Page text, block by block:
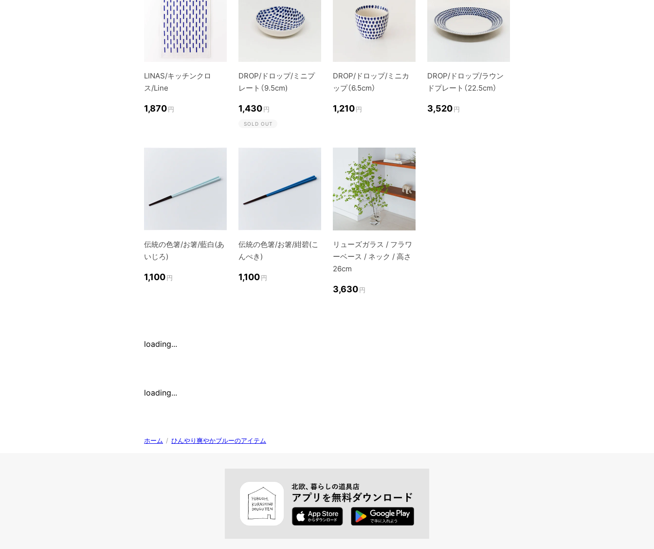
LINAS/キッチンクロ
ス/Line
1,870円
DROP/ドロップ/ミニプ
レート（9.5cm)
1,430円
SOLD OUT
DROP/ドロップ/ミニカ
ップ（6.5cm）
1,210円
DROP/ドロップ/ラウン
ドプレート（22.5cm）
3,520円
伝統の色箸/お箸/藍白(あ
いじろ)
1,100円
伝統の色箸/お箸/紺碧(こ
んぺき)
1,100円
リューズガラス / フラワ
ーベース / ネック / 高さ
26cm
3,630円
loading...
loading...
ホーム / ひんやり爽やかブルーのアイテム